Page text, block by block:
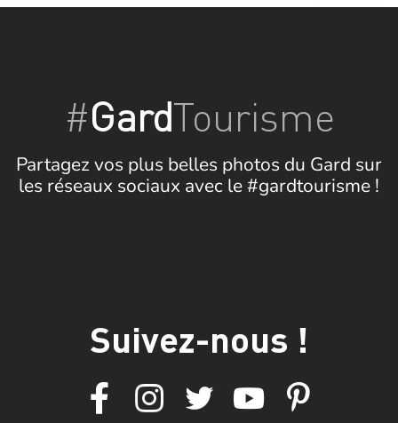
#GardTourisme
Partagez vos plus belles photos du Gard sur
les réseaux sociaux avec le #gardtourisme !
Suivez-nous !